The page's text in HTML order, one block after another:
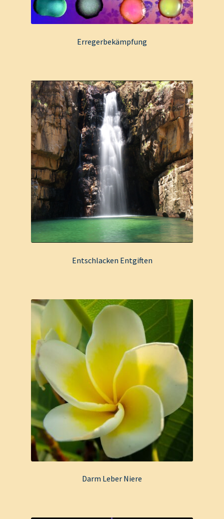
Erregerbekämpfung
Entschlacken Entgiften
Darm Leber Niere